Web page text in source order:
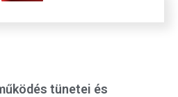
tünetei és